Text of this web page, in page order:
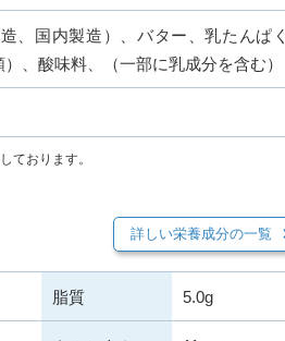
、国内製造）、バター、乳たんぱく
、酸味料、（一部に乳成分を含む）
ております。
詳しい栄養成分の一覧
脂質 5.0g